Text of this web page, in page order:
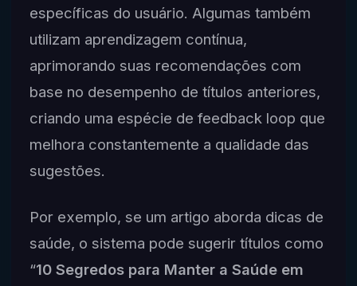
específicas do usuário. Algumas também
utilizam aprendizagem contínua,
aprimorando suas recomendações com
base no desempenho de títulos anteriores,
criando uma espécie de feedback loop que
melhora constantemente a qualidade das
sugestões.
Por exemplo, se um artigo aborda dicas de
saúde, o sistema pode sugerir títulos como
“10 Segredos para Manter a Saúde em